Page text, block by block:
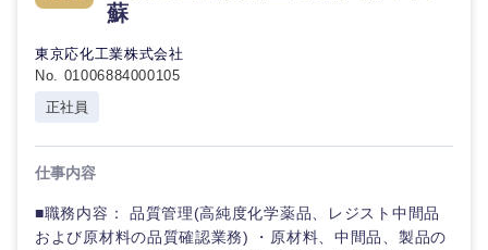
蘇
東京応化工業株式会社
No. 01006884000105
正社員
仕事内容
■職務内容： 品質管理(高純度化学薬品、レジスト中間品
および原材料の品質確認業務) ・原材料、中間品、製品の